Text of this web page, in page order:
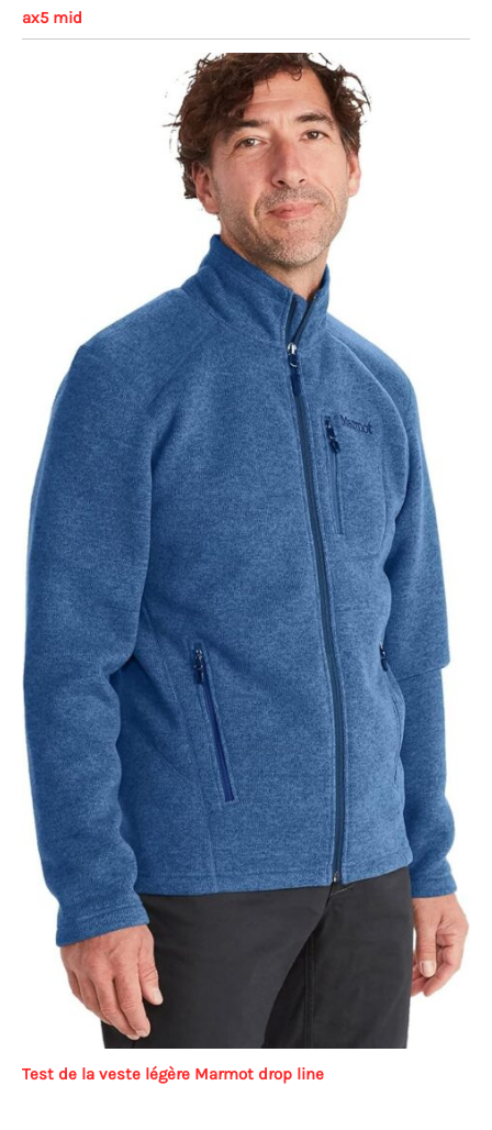
ax5 mid
Test de la veste légère Marmot drop line